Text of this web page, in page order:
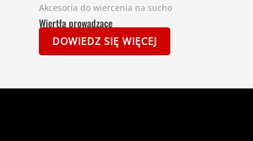
Akcesoria do wiercenia na sucho
Wiertła prowadzące
DOWIEDZ SIĘ WIĘCEJ